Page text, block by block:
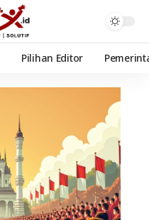
Pilihan Editor